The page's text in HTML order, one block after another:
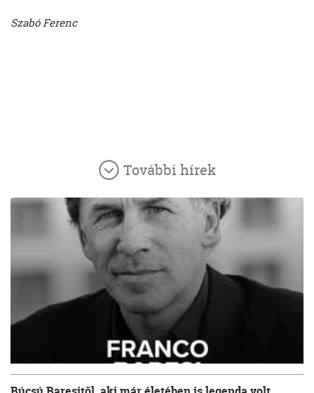
Szabó Ferenc
További hírek